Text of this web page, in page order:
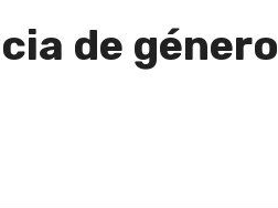
de género